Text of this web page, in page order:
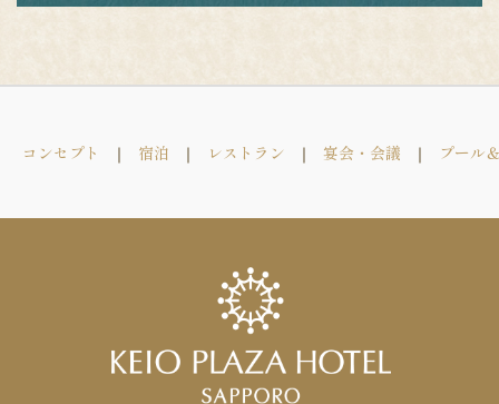
コンセプト 宿泊 レストラン 宴会・会議 プール